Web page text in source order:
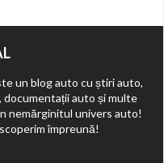
un blog auto cu știri auto,
documentații auto și multe
nemărginitul univers auto!
împreună!